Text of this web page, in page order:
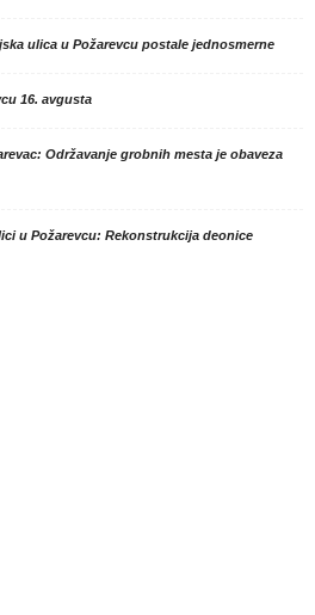
ulica u Požarevcu postale jednosmerne
16. avgusta
Održavanje grobnih mesta je obaveza
u Požarevcu: Rekonstrukcija deonice